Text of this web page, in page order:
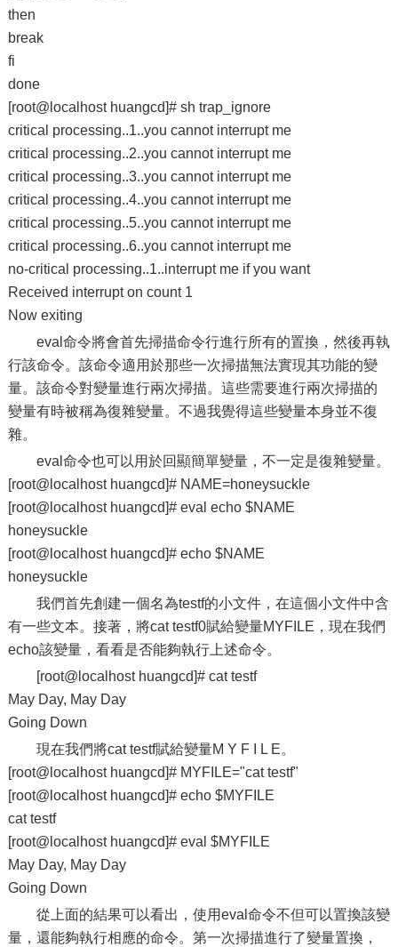
then
break
fi
done
[root@localhost huangcd]# sh trap_ignore
critical processing..1..you cannot interrupt me
critical processing..2..you cannot interrupt me
critical processing..3..you cannot interrupt me
critical processing..4..you cannot interrupt me
critical processing..5..you cannot interrupt me
critical processing..6..you cannot interrupt me
no-critical processing..1..interrupt me if you want
Received interrupt on count 1
Now exiting
eval命令將會首先掃描命令行進行所有的置換，然後再執
行該命令。該命令適用於那些一次掃描無法實現其功能的變
量。該命令對變量進行兩次掃描。這些需要進行兩次掃描的
變量有時被稱為復雜變量。不過我覺得這些變量本身並不復
雜。
eval命令也可以用於回顯簡單變量，不一定是復雜變量。
[root@localhost huangcd]# NAME=honeysuckle
[root@localhost huangcd]# eval echo $NAME
honeysuckle
[root@localhost huangcd]# echo $NAME
honeysuckle
我們首先創建一個名為testf的小文件，在這個小文件中含
有一些文本。接著，將cat testf0賦給變量MYFILE，現在我們
echo該變量，看看是否能夠執行上述命令。
[root@localhost huangcd]# cat testf
May Day, May Day
Going Down
現在我們將cat testf賦給變量M Y F I L E。
[root@localhost huangcd]# MYFILE="cat testf"
[root@localhost huangcd]# echo $MYFILE
cat testf
[root@localhost huangcd]# eval $MYFILE
May Day, May Day
Going Down
從上面的結果可以看出，使用eval命令不但可以置換該變
量，還能夠執行相應的命令。第一次掃描進行了變量置換，